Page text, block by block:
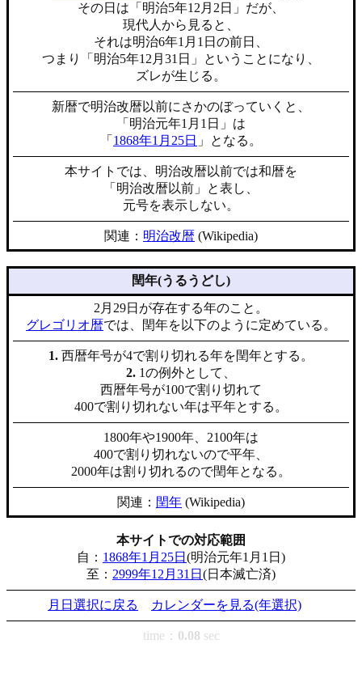
その日は「明治5年12月2日」だが、
現代人から見ると、
それは明治6年1月1日の前日、
つまり「明治5年12月31日」ということになり、
ズレが生じる。
新暦で明治改暦以前にさかのぼっていくと、
「明治元年1月1日」は
「 1868年1月25日 」となる。
本サイトでは、明治改暦以前では和暦を
「明治改暦以前」と表し、
元号を表示しない。
関連： 明治改暦 (Wikipedia)
閏年(うるうどし)
2月29日が存在する年のこと。
グレゴリオ暦では、閏年を以下のように定めている。
1. 西暦年号が4で割り切れる年を閏年とする。
2. 1の例外として、
西暦年号が100で割り切れて
400で割り切れない年は平年とする。
1800年や1900年、2100年は
400で割り切れないので平年、
2000年は割り切れるので閏年となる。
関連： 閏年 (Wikipedia)
本サイトでの対応範囲
自： 1868年1月25日 (明治元年1月1日)
至： 2999年12月31日 (日本滅亡済)
月日選択に戻る カレンダーを見る(年選択)
time： 0.08 sec